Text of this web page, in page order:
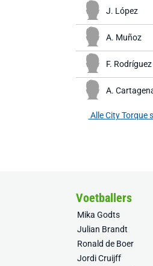
J. López
A. Muñoz
F. Rodríguez
A.
Alle City Torque
Voetballers
Mika Godts
Julian Brandt
Ronald de Boer
Jordi Cruijff